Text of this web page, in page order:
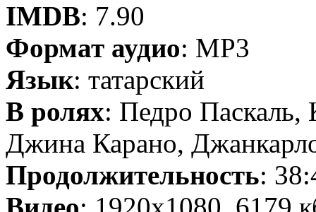
IMDB: 7.90
Формат аудио: MP3
Язык: татарский
В ролях: Педро Паскаль,
Джина Карано,
Продолжительность: